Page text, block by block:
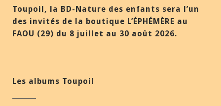
Toupoil, la BD-Nature des enfants sera l’un
des invités de la boutique L’ÉPHÉMÈRE au
FAOU (29) du 8 juillet au 30 août 2026.
Les albums Toupoil